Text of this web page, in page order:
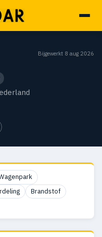
Bijgewerkt 8 aug 2026
Brandstof